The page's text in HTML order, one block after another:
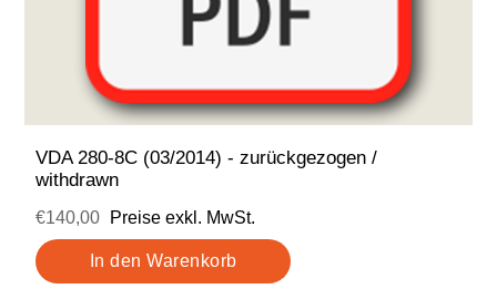
VDA 280-8C (03/2014) - zurückgezogen /
withdrawn
€140,00 Preise exkl. MwSt.